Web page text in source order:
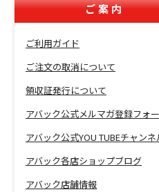
ご案内
ご利用ガイド
ご注文の取消について
領収証発行について
アバック公式メルマガ登録フォ
アバック公式YOU TUBEチャンネ
アバック各店ショップブログ
アバック店舗情報